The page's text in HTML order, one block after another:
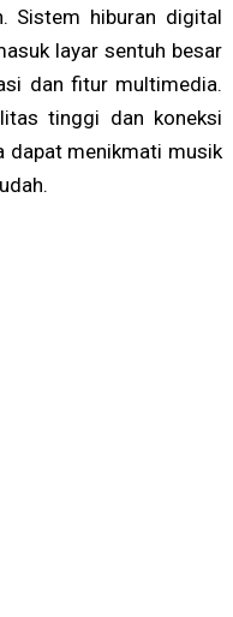
Sistem hiburan digital
layar sentuh besar
dan fitur multimedia.
tinggi dan koneksi
dapat menikmati musik